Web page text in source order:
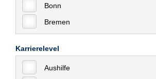
Bonn
Bremen
Celle
Chemnitz
Karrierelevel
Aushilfe